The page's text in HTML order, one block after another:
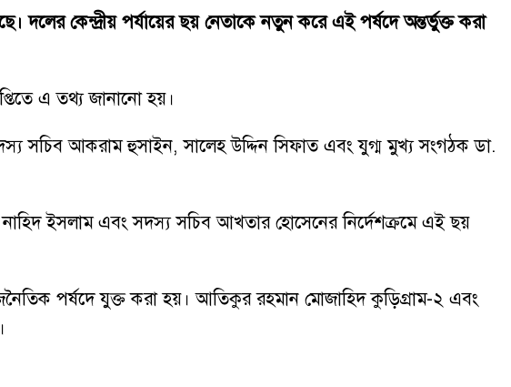
দলের কেন্দ্রীয় পর্যায়ের ছয় নেতাকে নতুন করে এই পর্ষদে অন্তর্ভুক্ত করা
এ তথ্য জানানো হয়।
সচিব আকরাম হুসাইন, সালেহ উদ্দিন সিফাত এবং যুগ্ম মুখ্য সংগঠক ডা.
নাহিদ ইসলাম এবং সদস্য সচিব আখতার হোসেনের নির্দেশক্রমে এই ছয়
পর্ষদে যুক্ত করা হয়। আতিকুর রহমান মোজাহিদ কুড়িগ্রাম-২ এবং